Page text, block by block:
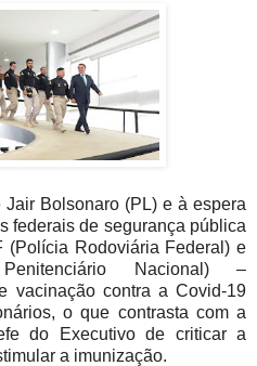
Bolsonaro (PL) e à espera
federais de segurança pública
Rodoviária Federal) e
Nacional) –
vacinação contra a Covid-19
o que contrasta com a
do Executivo de criticar a
a imunização.